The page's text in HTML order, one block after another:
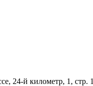
24-й километр, 1, стр. 1